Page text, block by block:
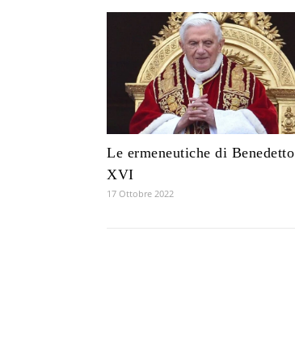
Le ermeneutiche di Benedetto
XVI
17 Ottobre 2022